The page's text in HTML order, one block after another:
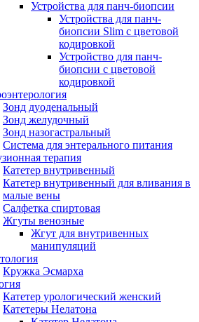
Устройства для панч-биопсии
Устройства для панч-
биопсии Slim с цветовой
кодировкой
Устройство для панч-
биопсии с цветовой
кодировкой
Зонд дуоденальный
Зонд желудочный
Зонд назогастральный
Система для энтерального питания
терапия
Катетер внутривенный
Катетер внутривенный для вливания в
малые вены
Салфетка спиртовая
Жгуты венозные
Жгут для внутривенных
манипуляций
Кружка Эсмарха
Катетер урологический женский
Катетеры Нелатона